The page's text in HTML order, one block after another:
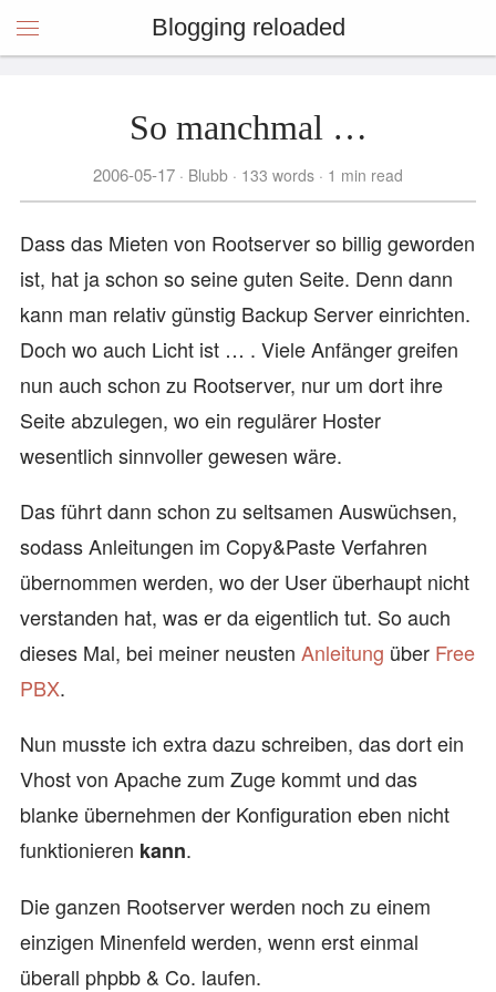
Blogging reloaded
So manchmal …
2006-05-17 Blubb 133 words 1 min read
Dass das Mieten von Rootserver so billig geworden
ist, hat ja schon so seine guten Seite. Denn dann
kann man relativ günstig Backup Server einrichten.
Doch wo auch Licht ist … . Viele Anfänger greifen
nun auch schon zu Rootserver, nur um dort ihre
Seite abzulegen, wo ein regulärer Hoster
wesentlich sinnvoller gewesen wäre.
Das führt dann schon zu seltsamen Auswüchsen,
sodass Anleitungen im Copy&Paste Verfahren
übernommen werden, wo der User überhaupt nicht
verstanden hat, was er da eigentlich tut. So auch
dieses Mal, bei meiner neusten Anleitung über Free
PBX.
Nun musste ich extra dazu schreiben, das dort ein
Vhost von Apache zum Zuge kommt und das
blanke übernehmen der Konfiguration eben nicht
funktionieren kann.
Die ganzen Rootserver werden noch zu einem
einzigen Minenfeld werden, wenn erst einmal
überall phpbb & Co. laufen.